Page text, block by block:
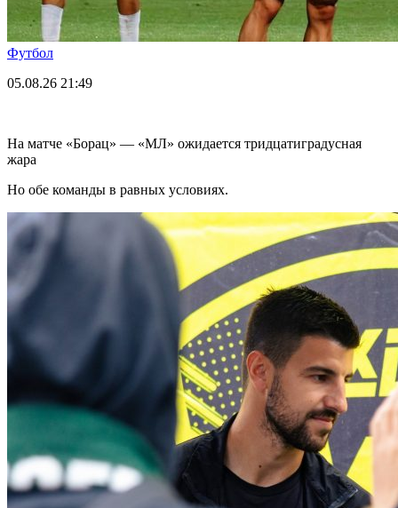
Футбол
05.08.26 21:49
На матче «Борац» — «МЛ» ожидается тридцатиградусная
жара
Но обе команды в равных условиях.